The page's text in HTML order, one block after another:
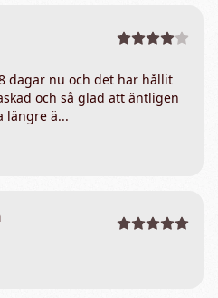
dagar nu och det har hållit
och så glad att äntligen
längre ä...